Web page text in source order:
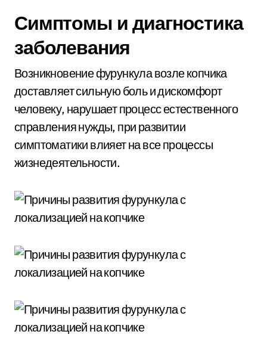
Симптомы и диагностика
заболевания
Возникновение фурункула возле копчика
доставляет сильную боль и дискомфорт
человеку, нарушает процесс естественного
справления нужды, при развитии
симптоматики влияет на все процессы
жизнедеятельности.